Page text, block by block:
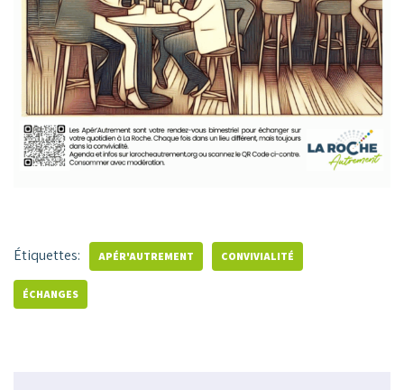
Étiquettes: APÉR'AUTREMENT CONVIVIALITÉ
ÉCHANGES